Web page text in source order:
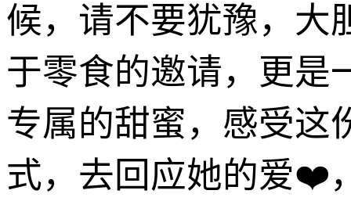
候，请不要犹豫，大
于零食的邀请，更是
专属的甜蜜，感受这
式，去回应她的爱❤️